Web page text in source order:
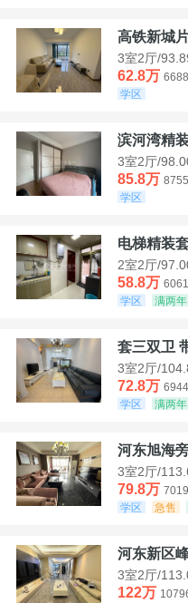
高铁新城
3室2厅/
62.8万
学区
滨河湾精
3室2厅/
85.8万
学区
电梯精装
2室2厅/
58.8万
学区
满两年
套三双卫
3室2厅/
72.8万
学区
满两年
河东旭海
3室2厅/
79.8万
学区
急售
河东新区
3室2厅/
122万